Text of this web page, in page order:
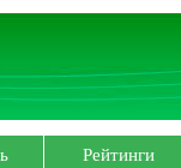
Рейтинги